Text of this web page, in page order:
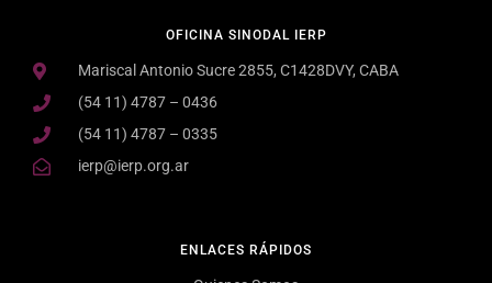
ENLACES RÁPIDOS
OFICINA SINODAL IERP
Mariscal Antonio Sucre 2855, C1428DVY, CABA
(54 11) 4787 – 0436
(54 11) 4787 – 0335
ierp@ierp.org.ar